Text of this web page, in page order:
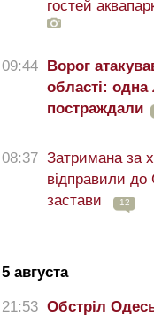
гостей
09:44 Ворог
області:
постраждали
08:37 Затримана за
відправили
застави
12
5 августа
21:53 Обстріл